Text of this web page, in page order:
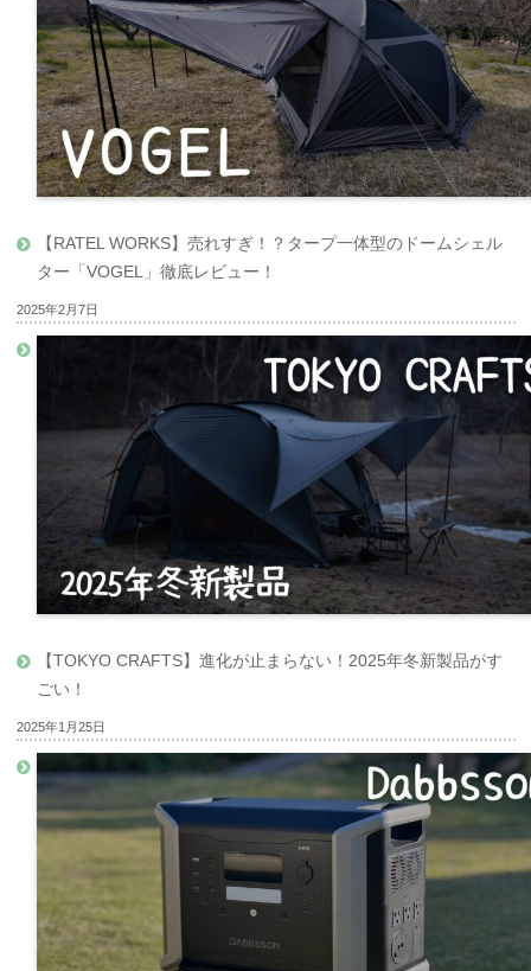
【RATEL WORKS】売れすぎ！？タープ一体型のドームシェル
ター「VOGEL」徹底レビュー！
2025年2月7日
【TOKYO CRAFTS】進化が止まらない！2025年冬新製品がす
ごい！
2025年1月25日